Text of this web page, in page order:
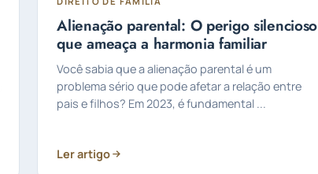
Alienação parental: O perigo silencioso
que ameaça a harmonia familiar
Você sabia que a alienação parental é um
problema sério que pode afetar a relação entre
pais e filhos? Em 2023, é fundamental ...
Ler artigo